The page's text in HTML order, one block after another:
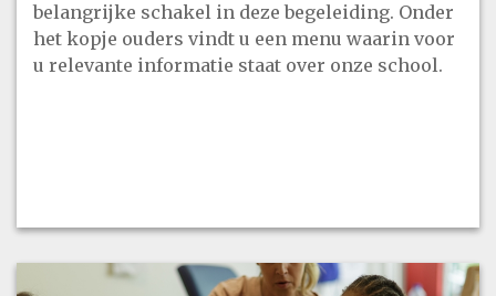
belangrijke schakel in deze begeleiding. Onder
het kopje ouders vindt u een menu waarin voor
u relevante informatie staat over onze school.